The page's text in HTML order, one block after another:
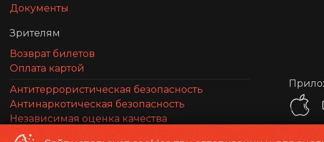
Документы
Зрителям
Возврат билетов
Оплата картой
Антитеррористическая безопасность
Антинаркотическая безопасность
Независимая оценка качества
Противодействие коррупции